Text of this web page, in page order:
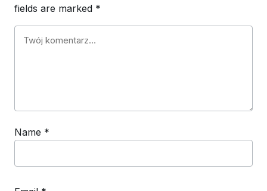
fields are marked *
Name *